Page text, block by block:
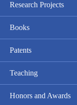
Research Projects
Books
Patents
Teaching
Honors and Awards